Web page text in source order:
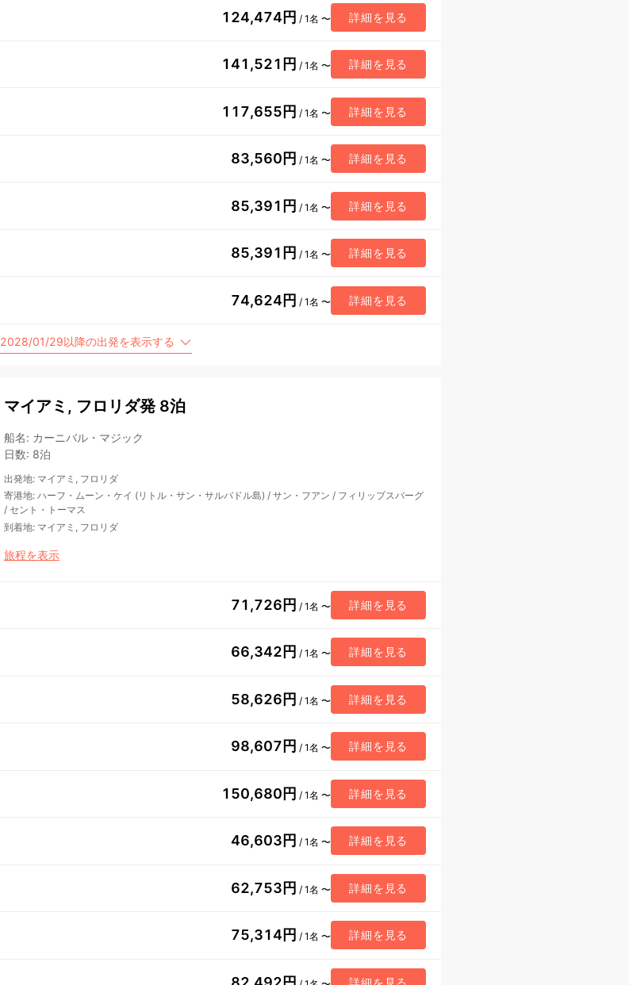
124,474円 / 1名 〜 詳細を見る
141,521円 / 1名 〜 詳細を見る
117,655円 / 1名 〜 詳細を見る
83,560円 / 1名 〜 詳細を見る
85,391円 / 1名 〜 詳細を見る
85,391円 / 1名 〜 詳細を見る
74,624円 / 1名 〜 詳細を見る
2028/01/29以降の出発を表示する
マイアミ, フロリダ発 8泊
船名: カーニバル・マジック
日数: 8泊
出発地: マイアミ, フロリダ
寄港地: ハーフ・ムーン・ケイ (リトル・サン・サルバドル島) / サン・フアン / フィリップスバーグ
/ セント・トーマス
到着地: マイアミ, フロリダ
旅程を表示
71,726円 / 1名 〜 詳細を見る
66,342円 / 1名 〜 詳細を見る
58,626円 / 1名 〜 詳細を見る
98,607円 / 1名 〜 詳細を見る
150,680円 / 1名 〜 詳細を見る
46,603円 / 1名 〜 詳細を見る
62,753円 / 1名 〜 詳細を見る
75,314円 / 1名 〜 詳細を見る
詳細を見る